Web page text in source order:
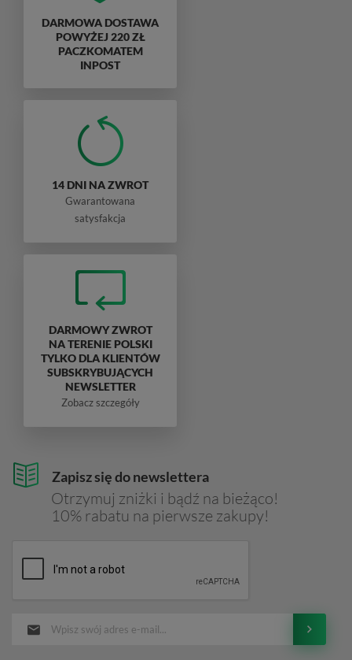
Zapisz się do newslettera
Otrzymuj zniżki i bądź na bieżąco!
10% rabatu na pierwsze zakupy!
DARMOWA DOSTAWA
POWYŻEJ 220 ZŁ
PACZKOMATEM
INPOST
14 DNI NA ZWROT
Gwarantowana
satysfakcja
DARMOWY ZWROT
NA TERENIE POLSKI
TYLKO DLA KLIENTÓW
SUBSKRYBUJĄCYCH
NEWSLETTER
Zobacz szczegóły